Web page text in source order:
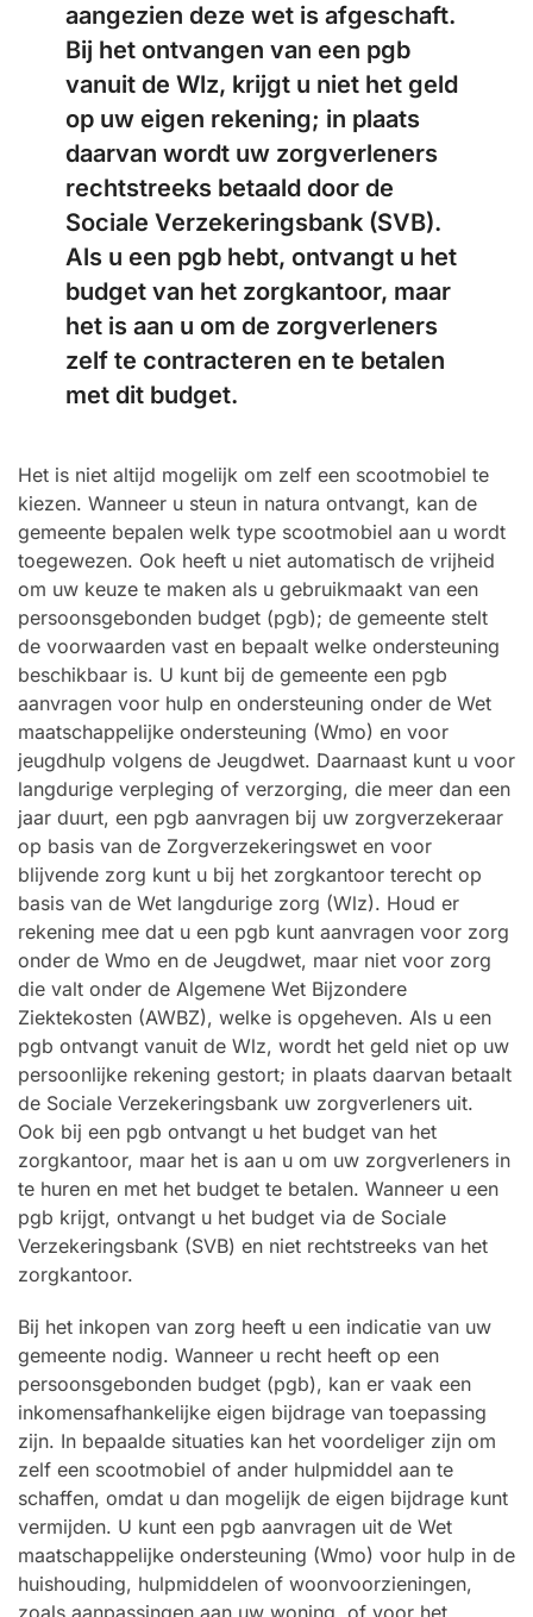
aangezien deze wet is afgeschaft.
Bij het ontvangen van een pgb
vanuit de Wlz, krijgt u niet het geld
op uw eigen rekening; in plaats
daarvan wordt uw zorgverleners
rechtstreeks betaald door de
Sociale Verzekeringsbank (SVB).
Als u een pgb hebt, ontvangt u het
budget van het zorgkantoor, maar
het is aan u om de zorgverleners
zelf te contracteren en te betalen
met dit budget.
Het is niet altijd mogelijk om zelf een scootmobiel te
kiezen. Wanneer u steun in natura ontvangt, kan de
gemeente bepalen welk type scootmobiel aan u wordt
toegewezen. Ook heeft u niet automatisch de vrijheid
om uw keuze te maken als u gebruikmaakt van een
persoonsgebonden budget (pgb); de gemeente stelt
de voorwaarden vast en bepaalt welke ondersteuning
beschikbaar is. U kunt bij de gemeente een pgb
aanvragen voor hulp en ondersteuning onder de Wet
maatschappelijke ondersteuning (Wmo) en voor
jeugdhulp volgens de Jeugdwet. Daarnaast kunt u voor
langdurige verpleging of verzorging, die meer dan een
jaar duurt, een pgb aanvragen bij uw zorgverzekeraar
op basis van de Zorgverzekeringswet en voor
blijvende zorg kunt u bij het zorgkantoor terecht op
basis van de Wet langdurige zorg (Wlz). Houd er
rekening mee dat u een pgb kunt aanvragen voor zorg
onder de Wmo en de Jeugdwet, maar niet voor zorg
die valt onder de Algemene Wet Bijzondere
Ziektekosten (AWBZ), welke is opgeheven. Als u een
pgb ontvangt vanuit de Wlz, wordt het geld niet op uw
persoonlijke rekening gestort; in plaats daarvan betaalt
de Sociale Verzekeringsbank uw zorgverleners uit.
Ook bij een pgb ontvangt u het budget van het
zorgkantoor, maar het is aan u om uw zorgverleners in
te huren en met het budget te betalen. Wanneer u een
pgb krijgt, ontvangt u het budget via de Sociale
Verzekeringsbank (SVB) en niet rechtstreeks van het
zorgkantoor.
Bij het inkopen van zorg heeft u een indicatie van uw
gemeente nodig. Wanneer u recht heeft op een
persoonsgebonden budget (pgb), kan er vaak een
inkomensafhankelijke eigen bijdrage van toepassing
zijn. In bepaalde situaties kan het voordeliger zijn om
zelf een scootmobiel of ander hulpmiddel aan te
schaffen, omdat u dan mogelijk de eigen bijdrage kunt
vermijden. U kunt een pgb aanvragen uit de Wet
maatschappelijke ondersteuning (Wmo) voor hulp in de
huishouding, hulpmiddelen of woonvoorzieningen,
zoals aanpassingen aan uw woning, of voor het